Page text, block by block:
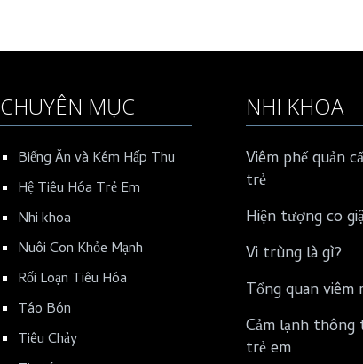
CHUYÊN MỤC
Biếng Ăn và Kém Hấp Thu
Hệ Tiêu Hóa Trẻ Em
Nhi khoa
Nuôi Con Khỏe Mạnh
Rối Loạn Tiêu Hóa
Táo Bón
Tiêu Chảy
NHI KHOA
Viêm phế quản
trẻ
Hiện tượng co
Vi trùng là gì?
Tổng quan viêm
Cảm lạnh
trẻ em